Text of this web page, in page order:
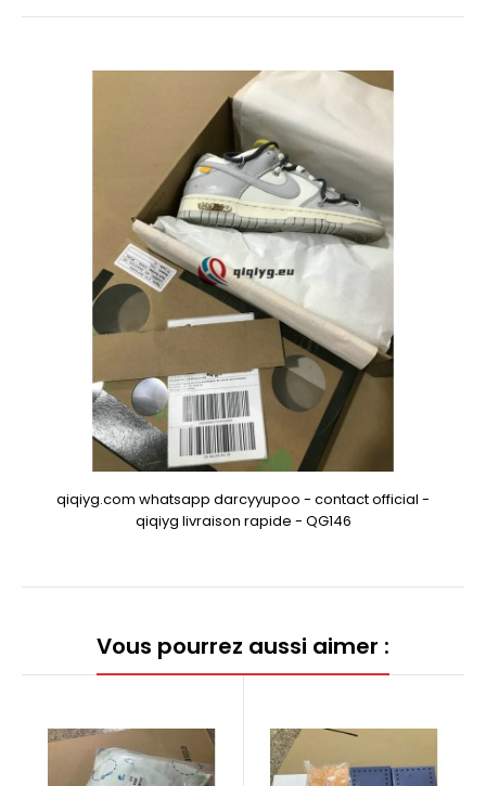
qiqiyg.com whatsapp darcyyupoo - contact official -
qiqiyg livraison rapide - QG146
Vous pourrez aussi aimer :